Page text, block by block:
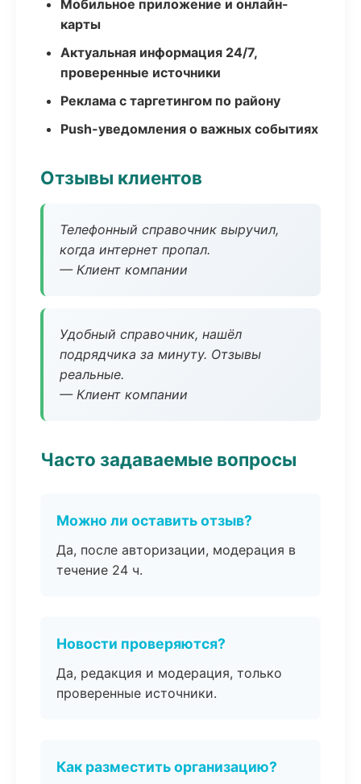
Мобильное приложение и онлайн-
карты
Актуальная информация 24/7,
проверенные источники
Реклама с таргетингом по району
Push-уведомления о важных событиях
Отзывы клиентов
Телефонный справочник выручил,
когда интернет пропал.
— Клиент компании
Удобный справочник, нашёл
подрядчика за минуту. Отзывы
реальные.
— Клиент компании
Часто задаваемые вопросы
Можно ли оставить отзыв?
Да, после авторизации, модерация в
течение 24 ч.
Новости проверяются?
Да, редакция и модерация, только
проверенные источники.
Как разместить организацию?